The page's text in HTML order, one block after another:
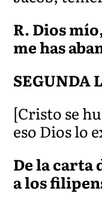
R. Dios
me has
SEGUNDA
[Cristo se
eso Dios lo
De la carta
a los